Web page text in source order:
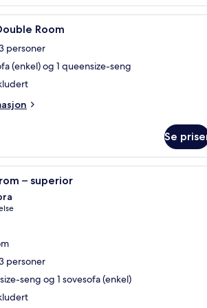
1 soverom, minibar, safe på
Room
personer
(enkel) og 1 queensize-seng
Se
1 soverom, minibar, safe på
– superior
personer
seng og 1 sovesofa (enkel)